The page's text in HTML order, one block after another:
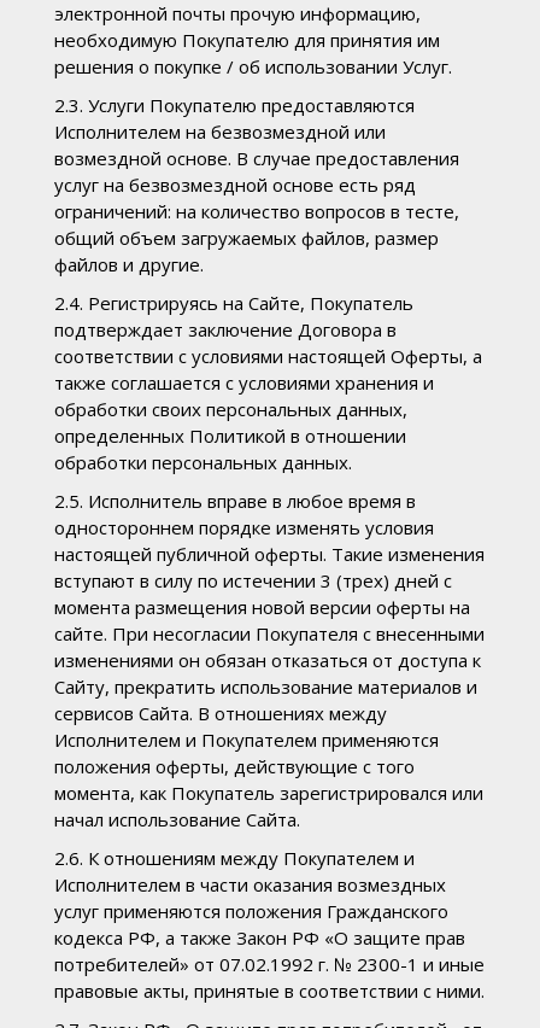
электронной почты прочую информацию,
необходимую Покупателю для принятия им
решения о покупке / об использовании Услуг.
2.3. Услуги Покупателю предоставляются
Исполнителем на безвозмездной или
возмездной основе. В случае предоставления
услуг на безвозмездной основе есть ряд
ограничений: на количество вопросов в тесте,
общий объем загружаемых файлов, размер
файлов и другие.
2.4. Регистрируясь на Сайте, Покупатель
подтверждает заключение Договора в
соответствии с условиями настоящей Оферты, а
также соглашается с условиями хранения и
обработки своих персональных данных,
определенных Политикой в отношении
обработки персональных данных.
2.5. Исполнитель вправе в любое время в
одностороннем порядке изменять условия
настоящей публичной оферты. Такие изменения
вступают в силу по истечении 3 (трех) дней с
момента размещения новой версии оферты на
сайте. При несогласии Покупателя с внесенными
изменениями он обязан отказаться от доступа к
Сайту, прекратить использование материалов и
сервисов Сайта. В отношениях между
Исполнителем и Покупателем применяются
положения оферты, действующие с того
момента, как Покупатель зарегистрировался или
начал использование Сайта.
2.6. К отношениям между Покупателем и
Исполнителем в части оказания возмездных
услуг применяются положения Гражданского
кодекса РФ, а также Закон РФ «О защите прав
потребителей» от 07.02.1992 г. № 2300-1 и иные
правовые акты, принятые в соответствии с ними.